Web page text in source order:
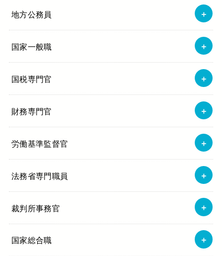
地方公務員
国家一般職
国税専門官
財務専門官
労働基準監督官
法務省専門職員
裁判所事務官
国家総合職